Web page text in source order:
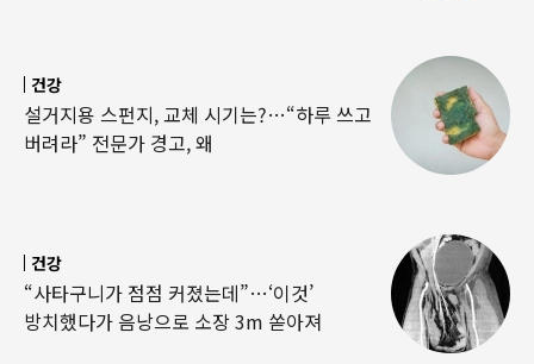
건강
설거지용 스펀지, 교체 시기는?…“하루 쓰고
버려라” 전문가 경고, 왜
건강
“사타구니가 점점 커졌는데”…‘이것’
방치했다가 음낭으로 소장 3m 쏟아져